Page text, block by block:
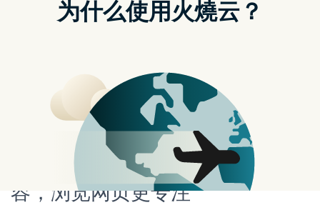
都会影响到用户的网页浏览、阅读体验。而使用 Safari 阅读
模式就能帮你挡掉这些网页中多余的东西，有效帮你专注在
网页内容中，今天苹图解就来跟各位分享好用的「Safari 阅
读器」功能。
Safari 阅读模式：阻挡多余内
容，浏览网页更专注